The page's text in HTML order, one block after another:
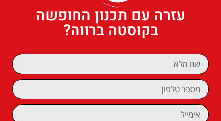
עזרה עם תכנון החופשה
בקוסטה ברווה?